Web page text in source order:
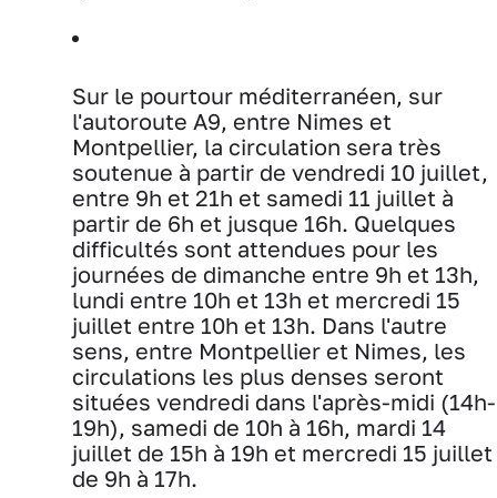
Sur le pourtour méditerranéen, sur
l'autoroute A9, entre Nimes et
Montpellier, la circulation sera très
soutenue à partir de vendredi 10 juillet,
entre 9h et 21h et samedi 11 juillet à
partir de 6h et jusque 16h. Quelques
difficultés sont attendues pour les
journées de dimanche entre 9h et 13h,
lundi entre 10h et 13h et mercredi 15
juillet entre 10h et 13h. Dans l'autre
sens, entre Montpellier et Nimes, les
circulations les plus denses seront
situées vendredi dans l'après-midi (14h-
19h), samedi de 10h à 16h, mardi 14
juillet de 15h à 19h et mercredi 15 juillet
de 9h à 17h.